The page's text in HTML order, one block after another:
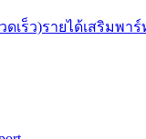
ดเร็ว)รายได้เสริมพาร์